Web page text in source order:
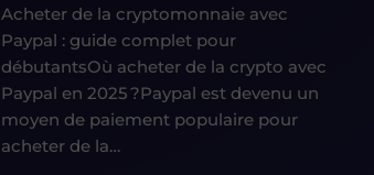
Acheter de la cryptomonnaie avec
Paypal : guide complet pour
débutantsOù acheter de la crypto avec
Paypal en 2025 ?Paypal est devenu un
moyen de paiement populaire pour
acheter de la…